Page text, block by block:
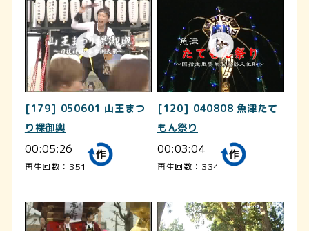
[179] 050601 山王まつ
り裸御輿
00:05:26
再生回数：351
[120] 040808 魚津たて
もん祭り
00:03:04
再生回数：334